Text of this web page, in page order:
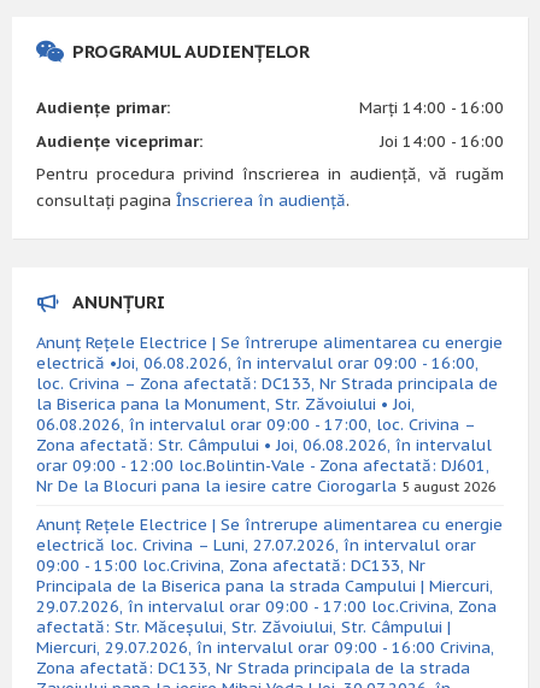
PROGRAMUL AUDIENȚELOR
Audiențe primar:
Marți 14:00 - 16:00
Audiențe viceprimar:
Joi 14:00 - 16:00
Pentru procedura privind înscrierea in audiență, vă rugăm
consultați pagina Înscrierea în audiență.
ANUNȚURI
Anunț Rețele Electrice | Se întrerupe alimentarea cu energie
electrică •Joi, 06.08.2026, în intervalul orar 09:00 - 16:00,
loc. Crivina – Zona afectată: DC133, Nr Strada principala de
la Biserica pana la Monument, Str. Zăvoiului • Joi,
06.08.2026, în intervalul orar 09:00 - 17:00, loc. Crivina –
Zona afectată: Str. Câmpului • Joi, 06.08.2026, în intervalul
orar 09:00 - 12:00 loc.Bolintin-Vale - Zona afectată: DJ601,
Nr De la Blocuri pana la iesire catre Ciorogarla 5 august 2026
Anunț Rețele Electrice | Se întrerupe alimentarea cu energie
electrică loc. Crivina – Luni, 27.07.2026, în intervalul orar
09:00 - 15:00 loc.Crivina, Zona afectată: DC133, Nr
Principala de la Biserica pana la strada Campului | Miercuri,
29.07.2026, în intervalul orar 09:00 - 17:00 loc.Crivina, Zona
afectată: Str. Măceșului, Str. Zăvoiului, Str. Câmpului |
Miercuri, 29.07.2026, în intervalul orar 09:00 - 16:00 Crivina,
Zona afectată: DC133, Nr Strada principala de la strada